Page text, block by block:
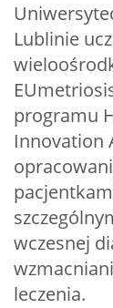
Lublinie
programu
Innovation
wczesnej
leczenia.